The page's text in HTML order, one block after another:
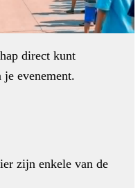
direct kunt
evenement.
zijn enkele van de